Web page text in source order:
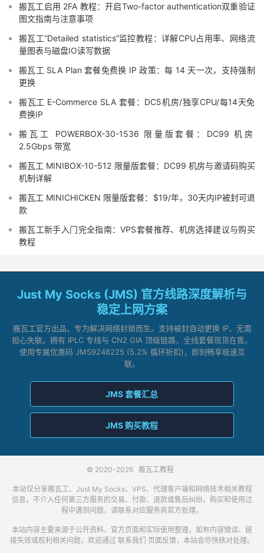
搬瓦工启用 2FA 教程：开启Two-factor authentication双重验证
图文指南与注意事项
搬瓦工“Detailed statistics”监控教程：详解CPU占用率、网络流
量图表与磁盘IO读写数据
搬瓦工 SLA Plan 套餐免费换 IP 政策：每 14 天一次，支持强制
更换
搬瓦工 E-Commerce SLA 套餐：DC5机房/独享CPU/每14天免
费换IP
搬瓦工 POWERBOX-30-1536 限量版套餐：DC99 机房
2.5Gbps 带宽
搬瓦工 MINIBOX-10-512 限量版套餐：DC99 机房与邀请码购买
机制详解
搬瓦工 MINICHICKEN 限量版套餐：$19/年，30天内IP被封可退
款
搬瓦工新手入门完全指南：VPS套餐推荐、机房选择建议与购买
教程
Just My Socks (JMS) 官方线路深度解析与
稳定上网方案
搬瓦工官方出品，专为解决网络封锁而生。支持被封自动更换 IP，无需
担心失联。拥有 IPLC 专线与 CN2 GIA 顶级链路，全线套餐现货在售。
使用专属优惠码 JMS9248225 (5.2% 循环折扣)，即刻畅享极速互
联。
JMS 套餐汇总
JMS 购买教程
© 2020-2026 搬瓦工教程
本站仅分享搬瓦工、Just My Socks、VPS、代理客户端和网络技术相关教程
信息，不介入任何第三方服务的交易、付款、退款或售后纠纷。购买和使用过
程中遇到问题，请联系对应服务商官方处理。
本站内容主要来源于公开资料、官方页面和实际使用整理，如有内容错误、链
接失效或权利相关问题，欢迎通过 联系我们 页面反馈，本站会尽快核对处理。